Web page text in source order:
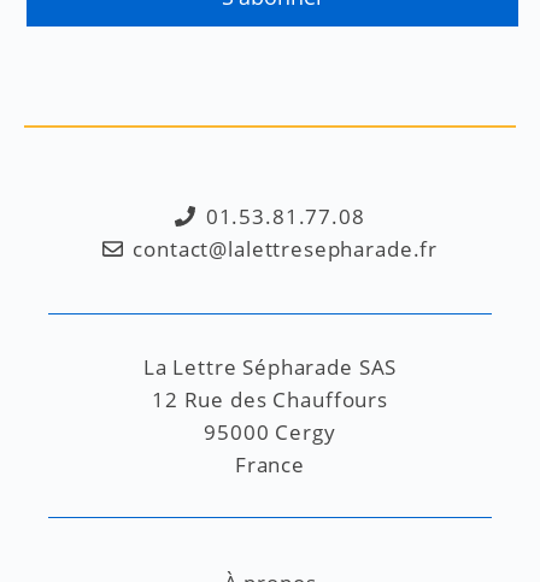
01.53.81.77.08
contact@lalettresepharade.fr
La Lettre Sépharade SAS
12 Rue des Chauffours
95000 Cergy
France